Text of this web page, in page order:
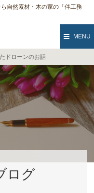
自然素材・木の家の「伴工務
MENU
ドローンのお話
ログ